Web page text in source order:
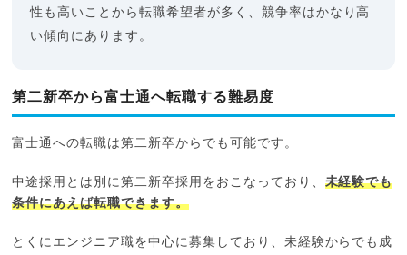
性も高いことから転職希望者が多く、競争率はかなり高
い傾向にあります。
第二新卒から富士通へ転職する難易度
富士通への転職は第二新卒からでも可能です。
中途採用とは別に第二新卒採用をおこなっており、 未経験でも
条件にあえば転職できます。
とくにエンジニア職を中心に募集しており、未経験からでも成